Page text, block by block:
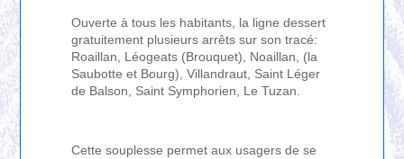
Ouverte à tous les habitants, la ligne dessert
gratuitement plusieurs arrêts sur son tracé:
Roaillan, Léogeats (Brouquet), Noaillan, (la
Saubotte et Bourg), Villandraut, Saint Léger
de Balson, Saint Symphorien, Le Tuzan.
Cette souplesse permet aux usagers de se